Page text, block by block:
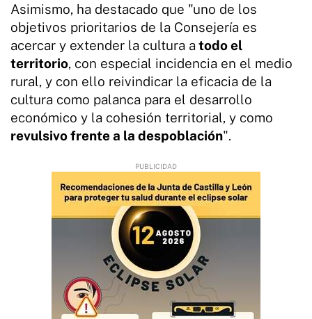
Asimismo, ha destacado que "uno de los
objetivos prioritarios de la Consejería es
acercar y extender la cultura a todo el
territorio, con especial incidencia en el medio
rural, y con ello reivindicar la eficacia de la
cultura como palanca para el desarrollo
económico y la cohesión territorial, y como
revulsivo frente a la despoblación".